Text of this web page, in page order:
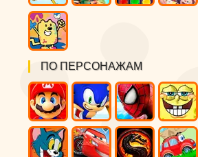
ПО ПЕРСОНАЖАМ